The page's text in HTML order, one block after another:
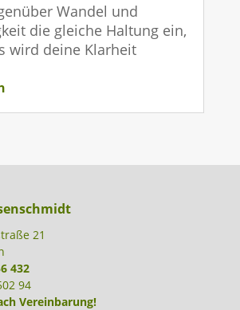
Wandel und
die gleiche Haltung ein,
wird deine Klarheit
21
432
94
Vereinbarung!